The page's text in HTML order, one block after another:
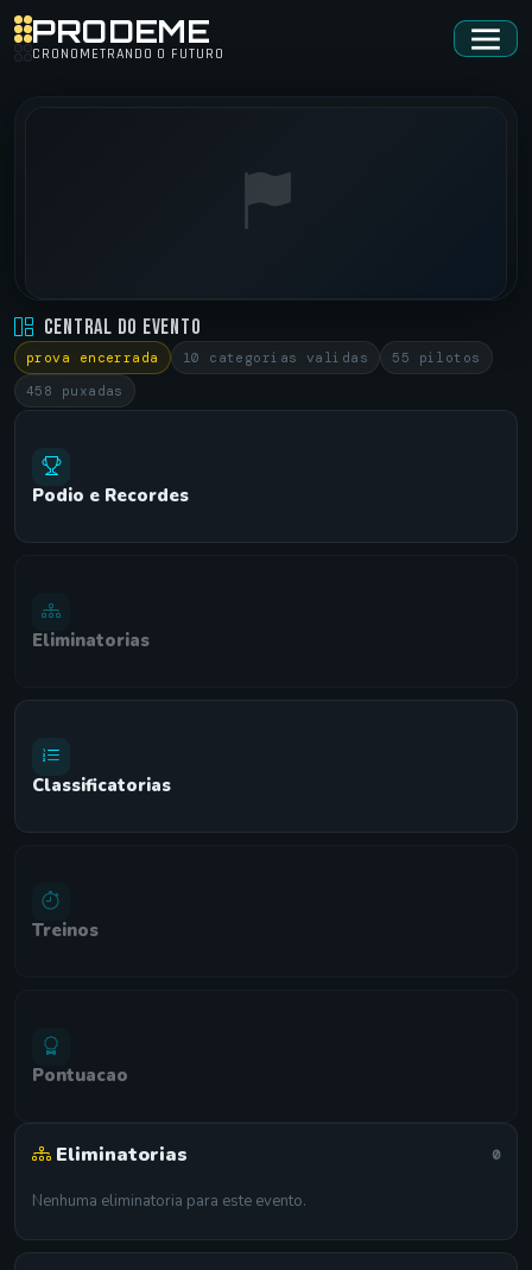
PRODEME
CRONOMETRANDO O FUTURO
RACHA ENCONTRO DOS AMIGOS • RACHA ENCONTRO DOS
AMIGOS
ARENA CARNELOS • 28/06/2025
Central do Evento
prova encerrada 10 categorias validas
55 pilotos
458 puxadas
Podio e Recordes
Eliminatorias
Classificatorias
Treinos
Pontuacao
Eliminatorias 0
Nenhuma eliminatoria para este evento.